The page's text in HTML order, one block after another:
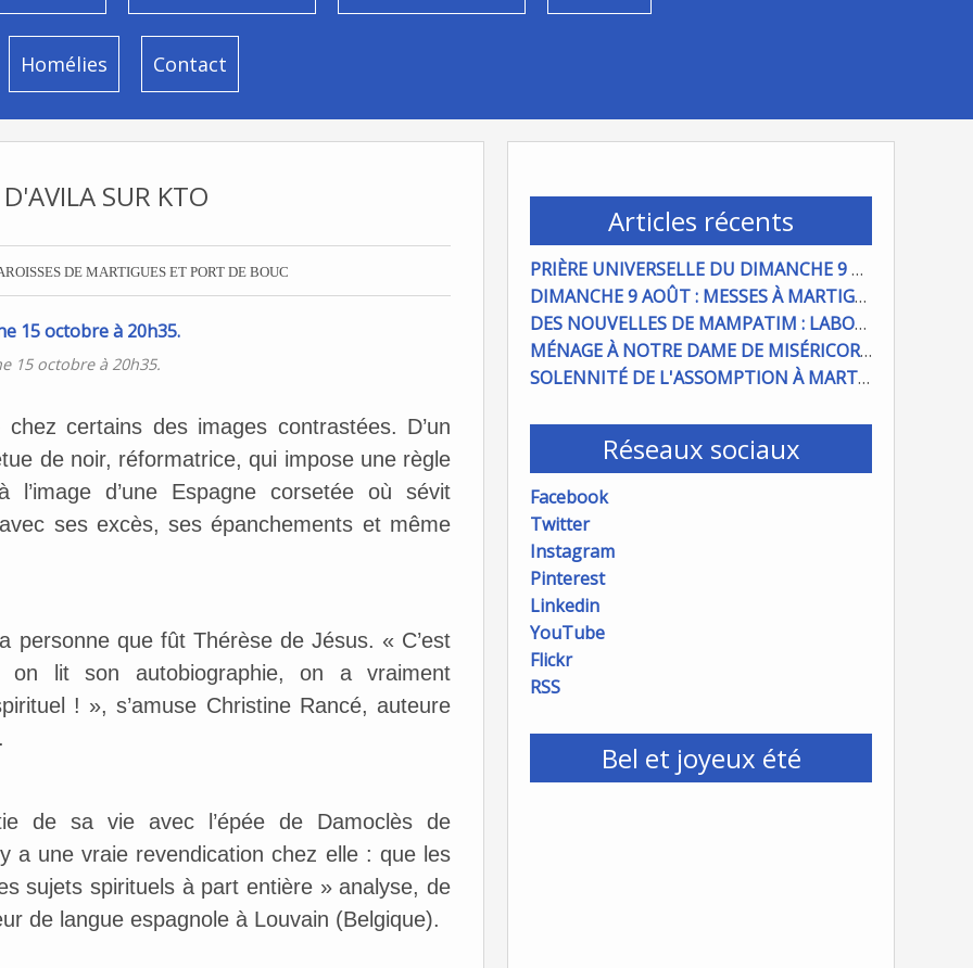
Homélies Contact
Articles récents
PRIÈRE UNIVERSELLE DU DIMANCHE 9 AOÜT
DIMANCHE 9 AOÛT : MESSES À MARTIGUES ET PORT DE BOUC
DES NOUVELLES DE MAMPATIM : LABOUR DU CHAMP PAROISSIAL
MÉNAGE À NOTRE DAME DE MISÉRICORDE : ON COMPTE SUR VOUS !
SOLENNITÉ DE L'ASSOMPTION À MARTIGUES ET PORT DE BOUC
Réseaux sociaux
Facebook
Twitter
Instagram
Pinterest
Linkedin
YouTube
Flickr
RSS
Bel et joyeux été
SUR KTO
DE MARTIGUES ET PORT DE BOUC
15 octobre à 20h35.
certains des images contrastées. D’un
de noir, réformatrice, qui impose une règle
d’une Espagne corsetée où sévit
ses excès, ses épanchements et même
personne que fût Thérèse de Jésus. « C’est
lit son autobiographie, on a vraiment
! », s’amuse Christine Rancé, auteure
de sa vie avec l’épée de Damoclès de
a une vraie revendication chez elle : que les
sujets spirituels à part entière » analyse, de
de langue espagnole à Louvain (Belgique).